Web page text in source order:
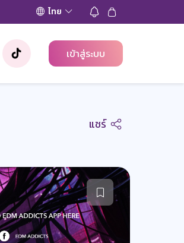
ไทย
เข้าสู่ระบบ
แชร์